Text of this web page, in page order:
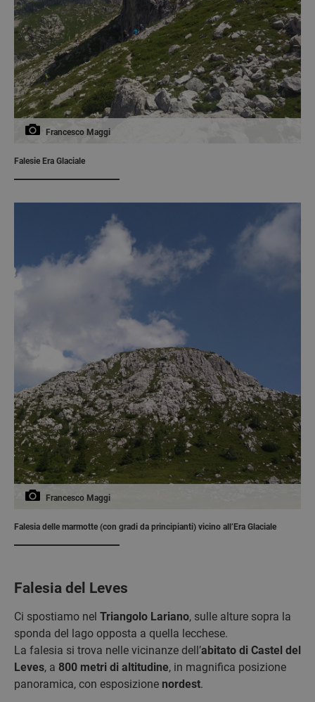
Francesco Maggi
Falesie Era Glaciale
Francesco Maggi
Falesia delle marmotte (con gradi da principianti) vicino all’Era Glaciale
Falesia del Leves
Ci spostiamo nel Triangolo Lariano, sulle alture sopra la
sponda del lago opposta a quella lecchese.
La falesia si trova nelle vicinanze dell’abitato di Castel del
Leves, a 800 metri di altitudine, in magnifica posizione
panoramica, con esposizione nordest.